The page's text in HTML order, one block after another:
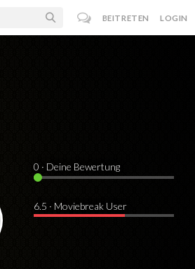
BEITRETEN LOGIN
0 · Deine Bewertung
6.5 · Moviebreak User